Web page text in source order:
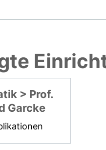
> Prof.
Garcke